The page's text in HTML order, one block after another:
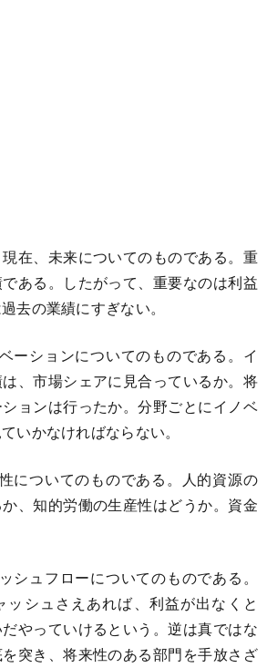
在、未来についてのものである。重
ある。したがって、重要なのは利益
去の業績にすぎない。
ーションについてのものである。イ
、市場シェアに見合っているか。将
ョンは行ったか。分野ごとにイノベ
いかなければならない。
についてのものである。人的資源の
、知的労働の生産性はどうか。資金
シュフローについてのものである。
ッシュさえあれば、利益が出なくと
やっていけるという。逆は真ではな
突き、将来性のある部門を手放さざ